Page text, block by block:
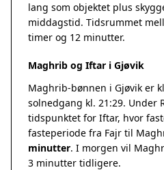
lang som objektet plus
middagstid. Tidsrummet
timer og 12 minutter.
Maghrib og Iftar i Gjøvik
Maghrib-bønnen i Gjøvik er
solnedgang kl. 21:29. Under
tidspunktet for Iftar, hvor
fasteperiode fra Fajr til
minutter. I morgen vil
3 minutter tidligere.